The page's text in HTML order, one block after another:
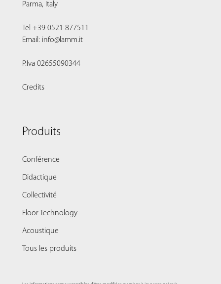
Parma, Italy
Tel +39 0521 877511
Email: info@lamm.it
P.Iva 02655090344
Credits
Produits
Conférence
Didactique
Collectivité
Floor Technology
Acoustique
Tous les produits